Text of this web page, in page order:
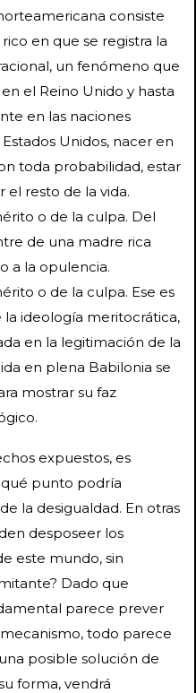
consiste
en que se registra la
un fenómeno que
el Reino Unido y hasta
en las naciones
Unidos, nacer en
toda probabilidad, estar
resto de la vida.
o de la culpa. Del
de una madre rica
a la opulencia.
o de la culpa. Ese es
ideología meritocrática,
en la legitimación de la
en plena Babilonia se
mostrar su faz
expuestos, es
punto podría
la desigualdad. En otras
desposeer los
este mundo, sin
Dado que
parece prever
todo parece
posible solución de
forma, vendrá